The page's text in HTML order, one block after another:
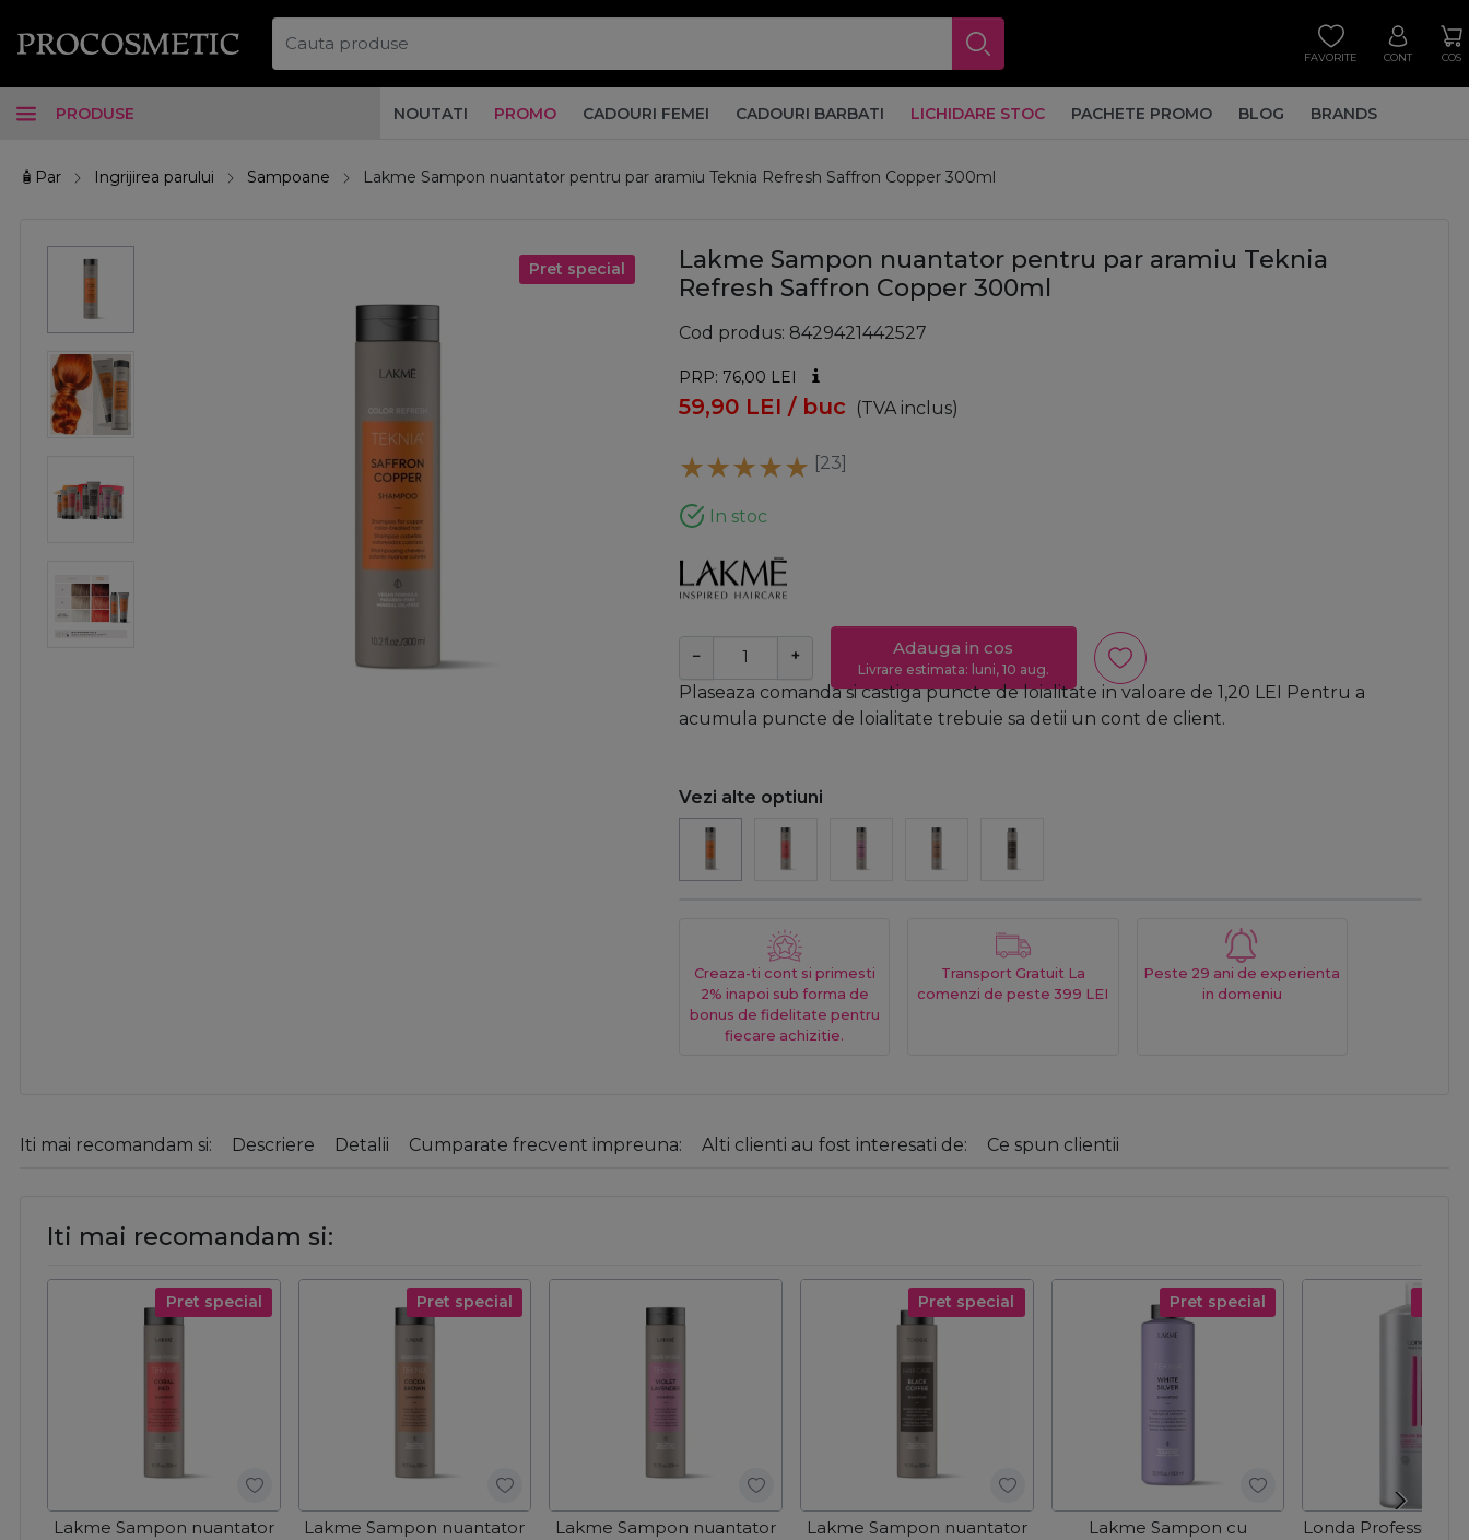
FAVORITE CONT COS
PRODUSE NOUTATI PROMO CADOURI FEMEI CADOURI BARBATI LICHIDARE STOC PACHETE PROMO BLOG BRANDS
🧴Par Ingrijirea parului Sampoane Lakme Sampon nuantator pentru par aramiu Teknia Refresh Saffron Copper 300ml
Pret special
Lakme Sampon nuantator pentru par aramiu Teknia
Refresh Saffron Copper 300ml
Cod produs 8429421442527
PRP: 76,00 LEI
59,90 LEI / buc (TVA inclus)
[23]
In stoc
− + Adauga in cos
Livrare estimata: luni, 10 aug.
Plaseaza comanda si castiga puncte de loialitate in valoare de 1,20 LEI
Pentru a
acumula puncte de loialitate trebuie sa detii un cont de client.
Vezi alte optiuni
Creaza-ti cont si primesti
2% inapoi sub forma de
bonus de fidelitate pentru
fiecare achizitie.
Transport Gratuit La
comenzi de peste 399 LEI
Peste 29 ani de experienta
in domeniu
Iti mai recomandam si: Descriere Detalii Cumparate frecvent impreuna: Alti clienti au fost interesati de: Ce spun clientii
Iti mai recomandam si:
Pret special
Lakme Sampon nuantator
Pret special
Lakme Sampon nuantator
Lakme Sampon nuantator
Pret special
Lakme Sampon nuantator
Pret special
Lakme Sampon cu
Londa Professional